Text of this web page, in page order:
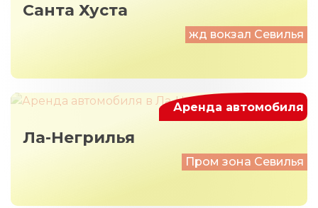
Санта Хуста
жд вокзал Севилья
Ла-Негрилья
Пром зона Севилья
Аренда автомобиля